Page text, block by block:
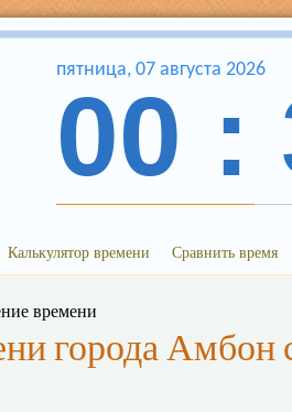
пятница, 07 августа 2026
00 :
Калькулятор времени Сравнить время
времени
города Амбон